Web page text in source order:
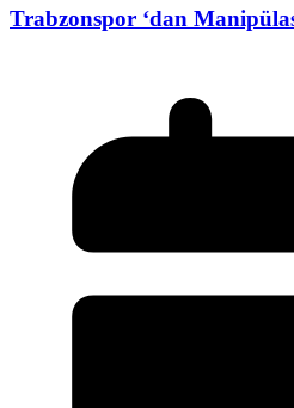
Trabzonspor ‘dan